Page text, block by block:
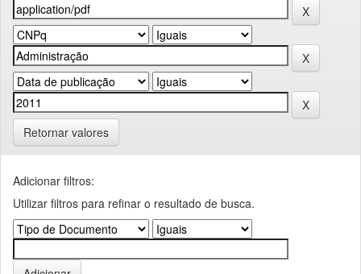
Retornar valores
Adicionar filtros:
Utilizar filtros para refinar o resultado de busca.